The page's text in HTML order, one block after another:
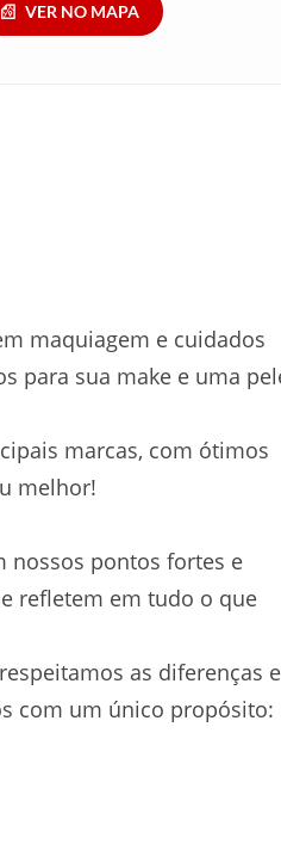
VER NO MAPA
maquiagem e cuidados
para sua make e uma
marcas, com ótimos
melhor!
nossos pontos fortes e
refletem em tudo o que
as diferenças e
com um único propósito: